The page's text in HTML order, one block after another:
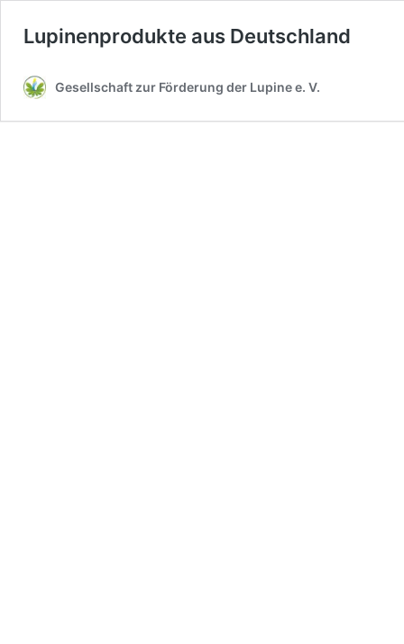
Lupinenprodukte aus Deutschland
Gesellschaft zur Förderung der Lupine e. V.